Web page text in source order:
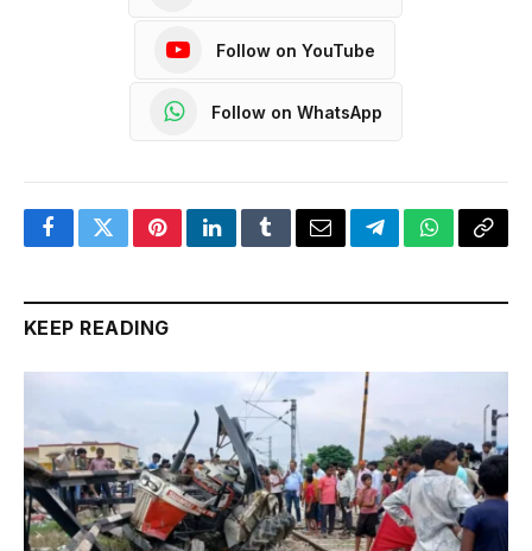
Follow on YouTube
Follow on WhatsApp
FacebookTwitterPinterestLinkedInTumblrEmailTelegramWhatsApp
Copy
KEEP READING